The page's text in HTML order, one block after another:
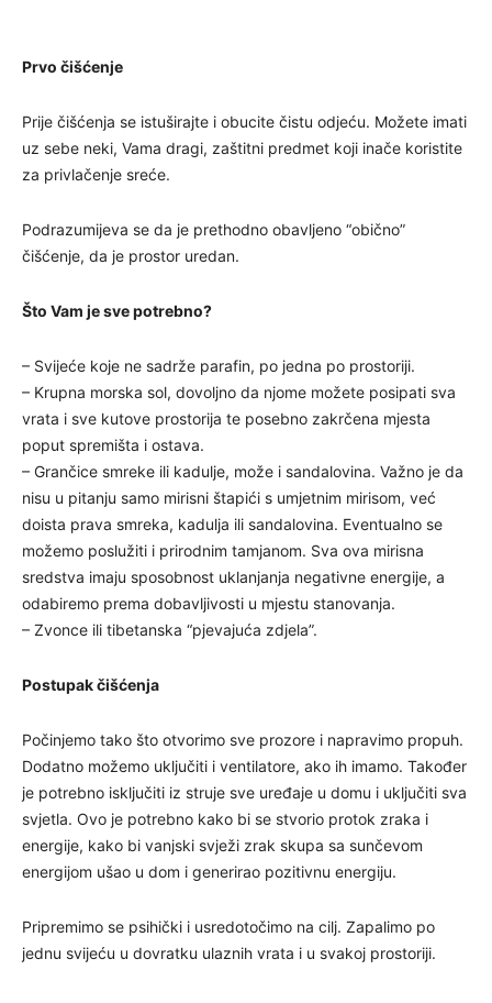
Prvo čišćenje
Prije čišćenja se istuširajte i obucite čistu odjeću. Možete imati
uz sebe neki, Vama dragi, zaštitni predmet koji inače koristite
za privlačenje sreće.
Podrazumijeva se da je prethodno obavljeno “obično”
čišćenje, da je prostor uredan.
Što Vam je sve potrebno?
– Svijeće koje ne sadrže parafin, po jedna po prostoriji.
– Krupna morska sol, dovoljno da njome možete posipati sva
vrata i sve kutove prostorija te posebno zakrčena mjesta
poput spremišta i ostava.
– Grančice smreke ili kadulje, može i sandalovina. Važno je da
nisu u pitanju samo mirisni štapići s umjetnim mirisom, već
doista prava smreka, kadulja ili sandalovina. Eventualno se
možemo poslužiti i prirodnim tamjanom. Sva ova mirisna
sredstva imaju sposobnost uklanjanja negativne energije, a
odabiremo prema dobavljivosti u mjestu stanovanja.
– Zvonce ili tibetanska “pjevajuća zdjela”.
Postupak čišćenja
Počinjemo tako što otvorimo sve prozore i napravimo propuh.
Dodatno možemo uključiti i ventilatore, ako ih imamo. Također
je potrebno isključiti iz struje sve uređaje u domu i uključiti sva
svjetla. Ovo je potrebno kako bi se stvorio protok zraka i
energije, kako bi vanjski svježi zrak skupa sa sunčevom
energijom ušao u dom i generirao pozitivnu energiju.
Pripremimo se psihički i usredotočimo na cilj. Zapalimo po
jednu svijeću u dovratku ulaznih vrata i u svakoj prostoriji.